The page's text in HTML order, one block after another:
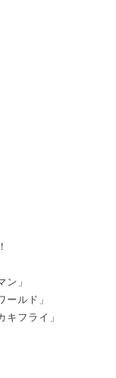
」
ルド」
フライ」